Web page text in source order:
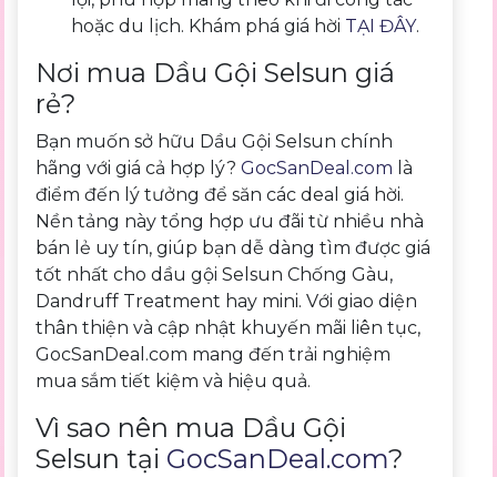
hoặc du lịch. Khám phá giá hời TẠI ĐÂY.
Nơi mua Dầu Gội Selsun giá
rẻ?
Bạn muốn sở hữu Dầu Gội Selsun chính
hãng với giá cả hợp lý?GocSanDeal.com là
điểm đến lý tưởng để săn các deal giá hời.
Nền tảng này tổng hợp ưu đãi từ nhiều nhà
bán lẻ uy tín, giúp bạn dễ dàng tìm được giá
tốt nhất cho dầu gội Selsun Chống Gàu,
Dandruff Treatment hay mini. Với giao diện
thân thiện và cập nhật khuyến mãi liên tục,
GocSanDeal.com mang đến trải nghiệm
mua sắm tiết kiệm và hiệu quả.
Vì sao nên mua Dầu Gội
Selsun tại GocSanDeal.com?